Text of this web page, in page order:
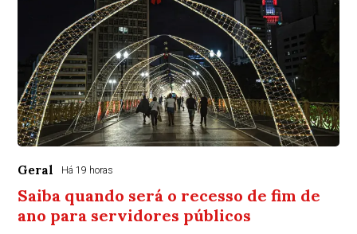
Geral Há 19 horas
Saiba quando será o recesso de fim de
ano para servidores públicos